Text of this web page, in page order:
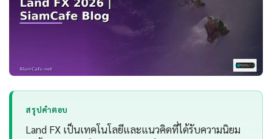
สรุปคำตอบ
Land FX เป็นเทคโนโลยีและแนวคิดที่ได้รับความนิยม